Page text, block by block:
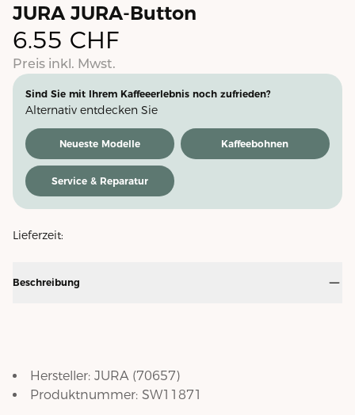
JURA JURA-Button
6.55 CHF
Preis inkl. Mwst.
Sind Sie mit Ihrem Kaffeeerlebnis noch zufrieden?
Alternativ entdecken Sie
Neueste Modelle Kaffeebohnen
Service & Reparatur
Lieferzeit:
Beschreibung
Hersteller: JURA (70657)
Produktnummer: SW11871